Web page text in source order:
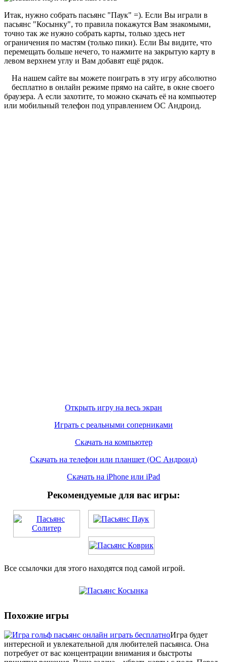
Итак, нужно собрать пасьянс "Паук" =). Если Вы играли в
пасьянс "Косынку", то правила покажутся Вам знакомыми,
точно так же нужно собрать карты, только здесь нет
ограничения по мастям (только пики). Если Вы видите, что
перемещать больше нечего, то нажмите на закрытую карту в
левом верхнем углу и Вам добавят ещё рядок.
На нашем сайте вы можете поиграть в эту игру абсолютно
бесплатно в онлайн режиме прямо на сайте, в окне своего
браузера. А если захотите, то можно скачать её на компьютер
или мобильный телефон под управлением ОС Андроид.
Открыть игру на весь экран
Играть с реальными соперниками
Скачать на компьютер
Скачать на телефон или планшет (ОС Андроид)
Скачать на iPhone или iPad
Рекомендуемые для вас игры:
Все ссылочки для этого находятся под самой игрой.
Похожие игры
Игра будет
интересной и увлекательной для любителей пасьянса. Она
потребует от вас концентрации внимания и быстроты